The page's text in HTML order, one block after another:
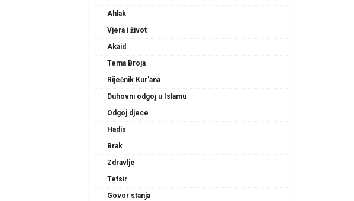
Ahlak
Vjera i život
Akaid
Tema Broja
Riječnik Kur'ana
Duhovni odgoj u Islamu
Odgoj djece
Hadis
Brak
Zdravlje
Tefsir
Govor stanja